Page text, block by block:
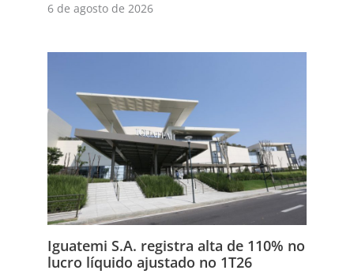
6 de agosto de 2026
Iguatemi S.A. registra alta de 110% no
lucro líquido ajustado no 1T26